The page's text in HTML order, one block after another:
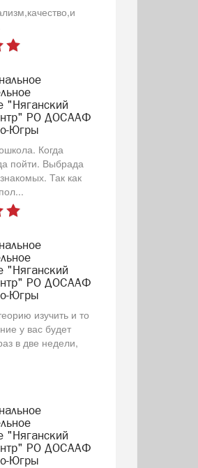
"Няганский
РО ДОСААФ
Югры
Когда
пойти. Выбрада
Так как
"Няганский
РО ДОСААФ
Югры
изучить и то
у вас будет
в две недели,
"Няганский
РО ДОСААФ
Югры